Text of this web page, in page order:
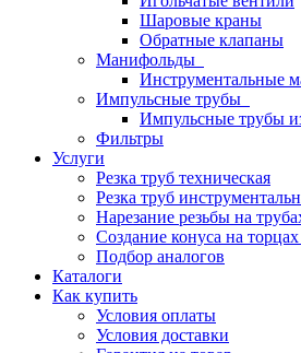
Шаровые краны
Обратные клапаны
Манифольды
Инструментальные
Импульсные трубы
Импульсные трубы
Фильтры
Услуги
Резка труб техническая
Резка труб
Нарезание резьбы на
Создание конуса на
Подбор аналогов
Каталоги
Как купить
Условия оплаты
Условия доставки